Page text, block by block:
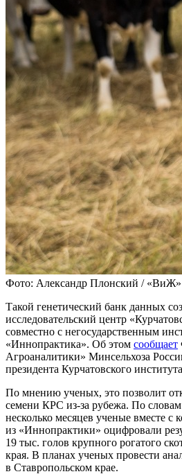
Фото: Александр Плонский / «ВиЖ»
Такой генетический банк данных
исследовательский центр
совместно с негосударственным
«Иннопрактика». Об этом сообщает
Агроаналитики» Минсельхоза
президента Курчатовского
По мнению ученых, это позволит
семени КРС из-за рубежа. По
несколько месяцев ученые вместе с
из «Иннопрактики» оцифровали
19 тыс. голов крупного рогатого
края. В планах ученых провести
в Ставропольском крае.